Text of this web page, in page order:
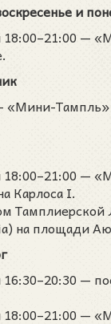
и
18:00–21:00 —
«Мини-Тампль»
18:00–21:00 —
Карлоса I.
Тамплиерской
на площади
16:30–20:30 —
18:00–21:00 —